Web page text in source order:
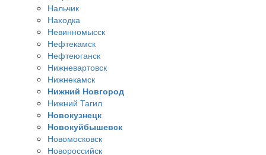
Нальчик
Находка
Невинномысск
Нефтекамск
Нефтеюганск
Нижневартовск
Нижнекамск
Нижний Новгород
Нижний Тагил
Новокузнецк
Новокуйбышевск
Новомосковск
Новороссийск